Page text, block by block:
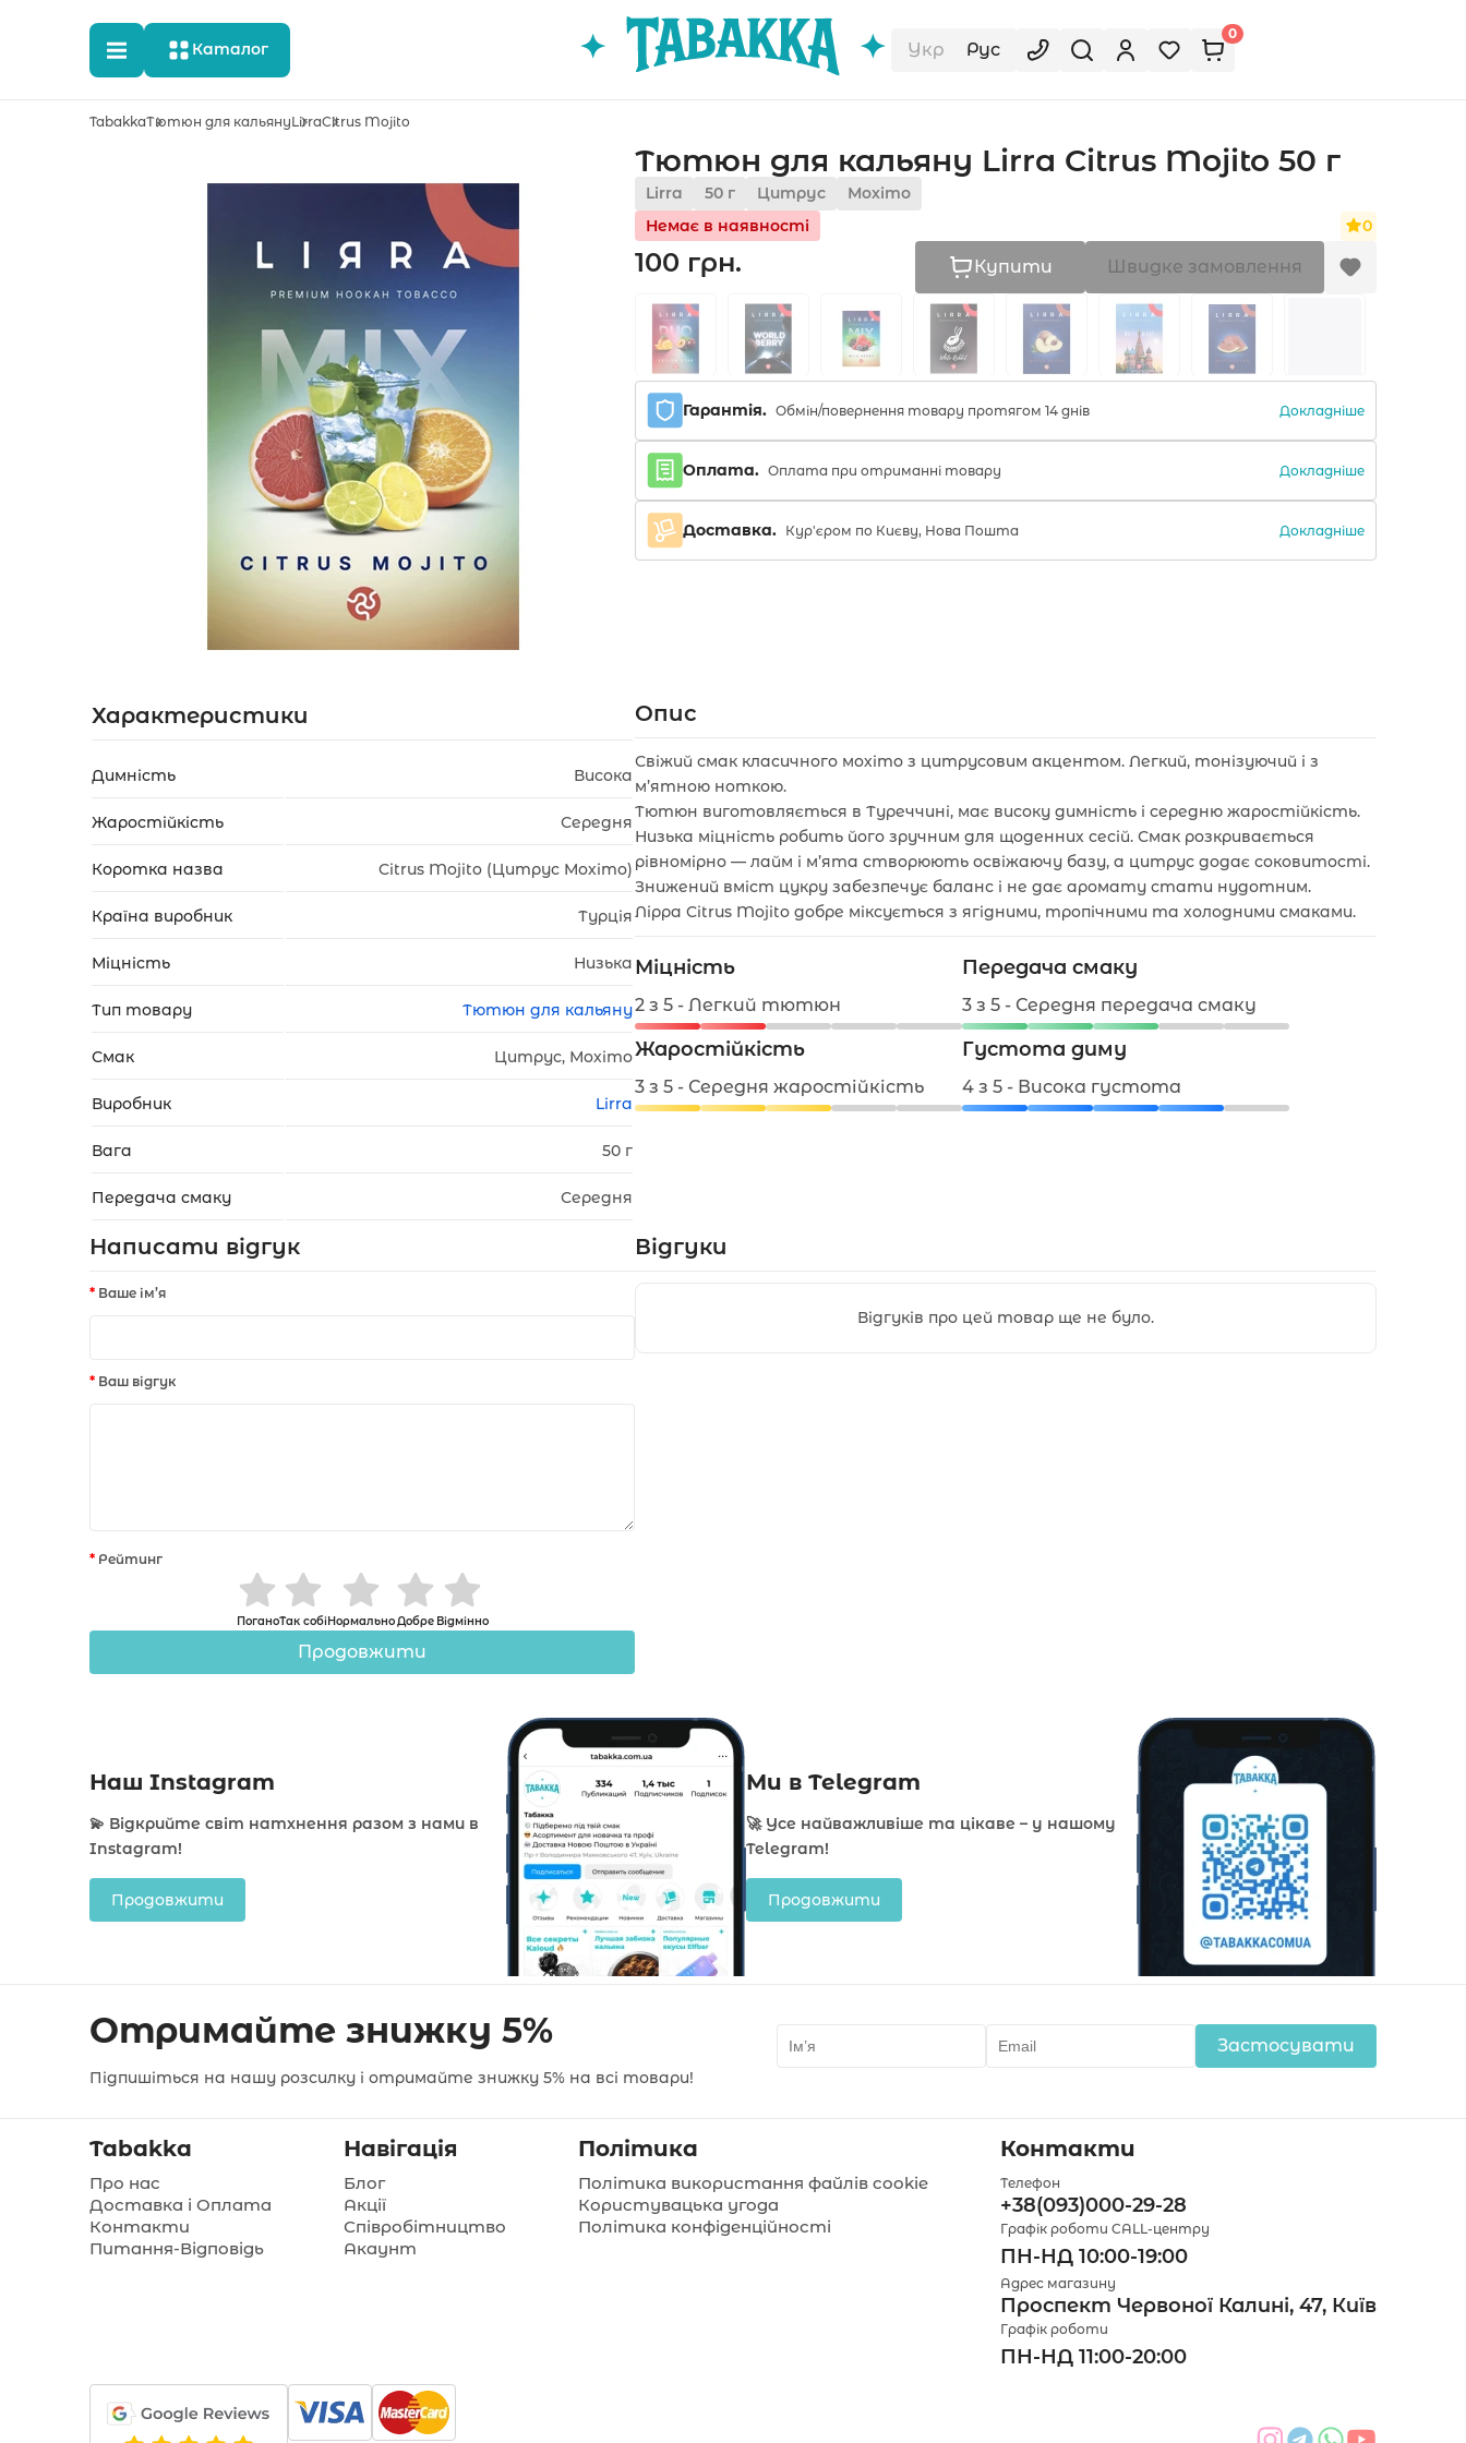
Каталог Укр Рус
0
TabakkaТютюн для кальянуLirraCitrus Mojito
Тютюн для кальяну Lirra Citrus Mojito 50 г
Lirra 50 г Цитрус
Мохіто
Немає в наявності
0
100 грн. Купити Швидке замовлення
Гарантія. Обмін/повернення товару протягом 14 днів Докладніше
Оплата. Оплата при отриманні товару Докладніше
Доставка. Кур'єром по Києву, Нова Пошта Докладніше
Характеристики
Димність Висока
Жаростійкість Середня
Коротка назва Citrus Mojito (Цитрус Мохіто)
Країна виробник Турція
Міцність Низька
Тип товару Тютюн для кальяну
Смак Цитрус, Мохіто
Виробник Lirra
Вага 50 г
Передача смаку Середня
Опис
Свіжий смак класичного мохіто з цитрусовим акцентом. Легкий, тонізуючий і з
м’ятною ноткою.
Тютюн виготовляється в Туреччині, має високу димність і середню жаростійкість.
Низька міцність робить його зручним для щоденних сесій. Смак розкривається
рівномірно — лайм і м’ята створюють освіжаючу базу, а цитрус додає соковитості.
Знижений вміст цукру забезпечує баланс і не дає аромату стати нудотним.
Лірра Citrus Mojito добре міксується з ягідними, тропічними та холодними смаками.
Міцність
2 з 5 - Легкий тютюн
Передача смаку
3 з 5 - Середня передача смаку
Жаростійкість
3 з 5 - Середня жаростійкість
Густота диму
4 з 5 - Висока густота
Написати відгук
Ваше ім’я
Ваш відгук
Рейтинг
ПоганоТак собіНормальноДобре Відмінно
Продовжити
Відгуки
Відгуків про цей товар ще не було.
Наш Instagram
💫 Відкрийте світ натхнення разом з нами в
Instagram!
Продовжити
Ми в Telegram
🚀 Усе найважливіше та цікаве – у нашому
Telegram!
Продовжити
Отримайте знижку 5%
Підпишіться на нашу розсилку і отримайте знижку 5% на всі товари!
Застосувати
Tabakka
Про нас
Доставка і Оплата
Контакти
Питання-Відповідь
Навігація
Блог
Акції
Співробітництво
Акаунт
Політика
Політика використання файлів cookie
Користувацька угода
Політика конфіденційності
Контакти
Телефон
+38(093)000-29-28
Графік роботи CALL-центру
ПН-НД 10:00-19:00
Адрес магазину
Проспект Червоної Калині, 47, Київ
Графік роботи
ПН-НД 11:00-20:00